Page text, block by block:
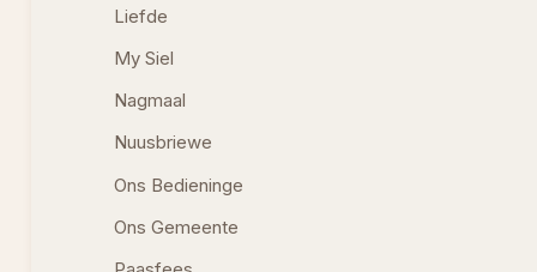
Liefde
My Siel
Nagmaal
Nuusbriewe
Ons Bedieninge
Ons Gemeente